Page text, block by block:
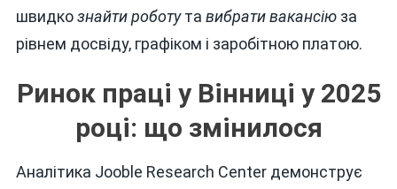
швидкознайти роботута вибрати вакансіюза
рівнем досвіду, графіком і заробітною платою.
Ринок праці у Вінниці у 2025
році: що змінилося
Аналітика Jooble Research Center демонструє